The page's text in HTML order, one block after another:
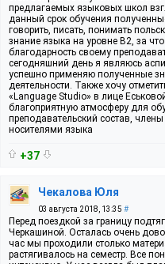
предлагаемых языковых школ
данный срок обучения
говорить, писать, понимать
знание языка на уровне В2, за
благодарность своему
сегодняшний день я являюсь
успешно применяю полученные
деятельности. Также хочу
«Language Studio» в лице
благоприятную атмосферу для
преподавательский состав,
носителями языка
+37
Чекалова Юля
03 августа 2018, 13:35 #
Перед поездкой за границу
Черкашиной. Осталась очень
час мы проходили столько
растягивалось на семестр. Все